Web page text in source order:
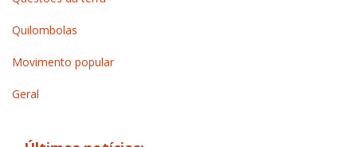
Quilombolas
Movimento popular
Geral